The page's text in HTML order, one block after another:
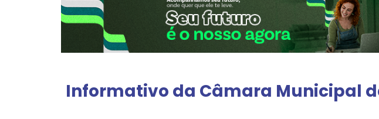
Informativo da Câmara Municipal